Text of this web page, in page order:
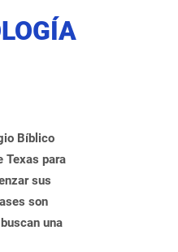
Bíblico
Texas para
sus
son
una